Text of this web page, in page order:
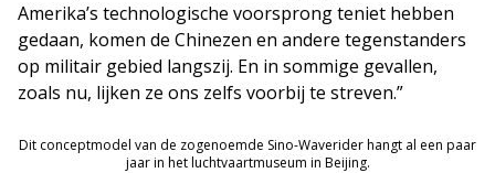
Amerika’s technologische voorsprong teniet hebben
gedaan, komen de Chinezen en andere tegenstanders
op militair gebied langszij. En in sommige gevallen,
zoals nu, lijken ze ons zelfs voorbij te streven.”
Dit conceptmodel van de zogenoemde Sino-Waverider hangt al een paar
jaar in het luchtvaartmuseum in Beijing.